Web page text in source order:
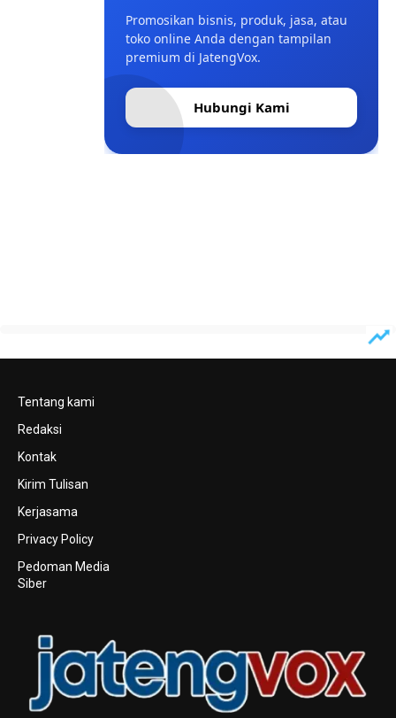
Promosikan bisnis, produk, jasa, atau
toko online Anda dengan tampilan
premium di JatengVox.
Hubungi Kami
Tentang kami
Redaksi
Kontak
Kirim Tulisan
Kerjasama
Privacy Policy
Pedoman Media
Siber